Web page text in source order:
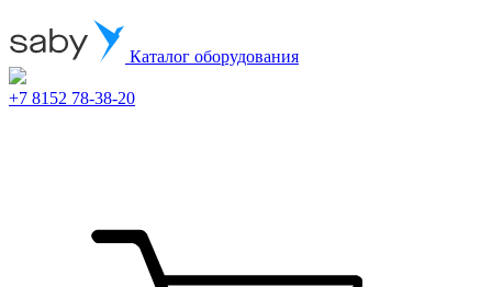
Каталог оборудования
+7 8152 78-38-20